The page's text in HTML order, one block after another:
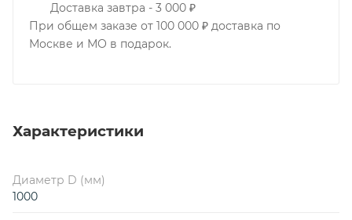
Доставка завтра - 3 000 ₽
При общем заказе от 100 000 ₽ доставка по
Москве и МО в подарок.
Характеристики
Диаметр D (мм)
1000